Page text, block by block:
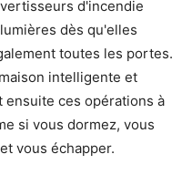
d'incendie
dès qu'elles
toutes les portes.
intelligente et
ces opérations à
si vous dormez, vous
vous échapper.